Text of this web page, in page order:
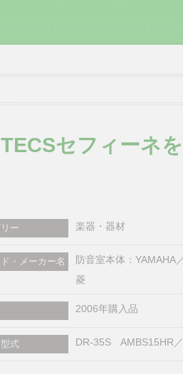
セフィーネ
ー 楽器・器材
・メーカー名
防音室本体：YAMAHA
菱
2006年購入品
式 DR-35S AMBS15HR